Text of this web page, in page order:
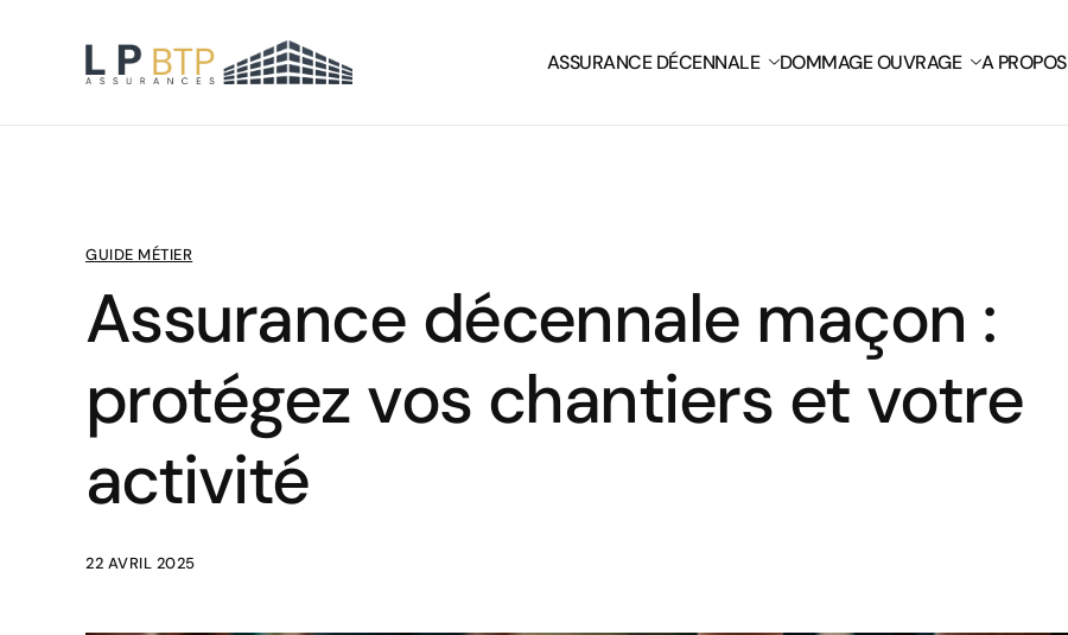
ASSURANCE DÉCENNALE DOMMAGE OUVRAGE A PROPOS
GUIDE MÉTIER
Assurance décennale maçon :
protégez vos chantiers et votre
activité
22 AVRIL 2025